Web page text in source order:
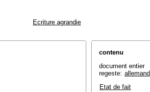
Ecriture agrandie
contenu
document entier
regeste: allemand
Etat de fait